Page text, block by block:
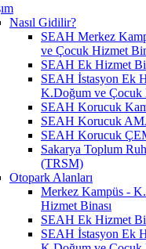
Nasıl Gidilir?
SEAH Merkez
ve Çocuk Hizmet
SEAH Ek Hizmet
SEAH İstasyon Ek
K.Doğum ve Çocuk
SEAH Korucuk
SEAH Korucuk
SEAH Korucuk
Sakarya Toplum
(TRSM)
Otopark Alanları
Merkez Kampüs -
Hizmet Binası
SEAH Ek Hizmet
SEAH İstasyon Ek